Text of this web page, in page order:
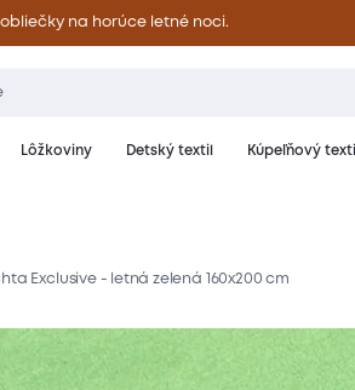
na horúce letné noci.
Lôžkoviny Detský textil Kúpeľňový textil
produktu Materiál a starostlivosť
Exclusive - letná zelená 160x200 cm